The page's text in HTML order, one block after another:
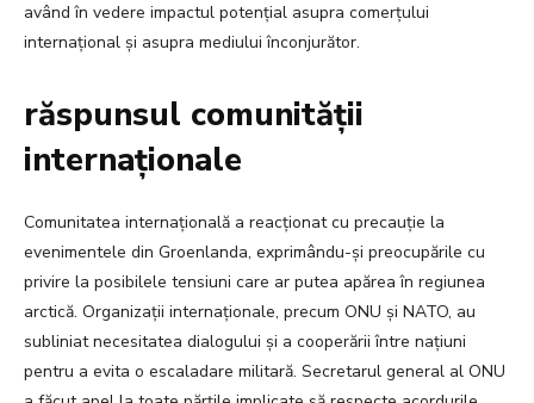
având în vedere impactul potențial asupra comerțului
internațional și asupra mediului înconjurător.
răspunsul comunității
internaționale
Comunitatea internațională a reacționat cu precauție la
evenimentele din Groenlanda, exprimându-și preocupările cu
privire la posibilele tensiuni care ar putea apărea în regiunea
arctică. Organizații internaționale, precum ONU și NATO, au
subliniat necesitatea dialogului și a cooperării între națiuni
pentru a evita o escaladare militară. Secretarul general al ONU